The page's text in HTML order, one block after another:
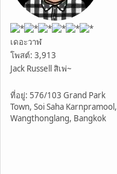
เดอะวาฬ
โพสต์: 3,913
Jack Russell สิเพ่~
ที่อยู่: 576/103 Grand Park
Town, Soi Saha Karnpramool,
Wangthonglang, Bangkok